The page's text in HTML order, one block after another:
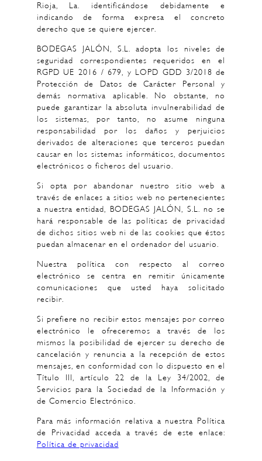
Rioja, La. identificándose debidamente e
indicando de forma expresa el concreto
derecho que se quiere ejercer.
BODEGAS JALÓN, S.L. adopta los niveles de
seguridad correspondientes requeridos en el
RGPD UE 2016 / 679, y LOPD GDD 3/2018 de
Protección de Datos de Carácter Personal y
demás normativa aplicable. No obstante, no
puede garantizar la absoluta invulnerabilidad de
los sistemas, por tanto, no asume ninguna
responsabilidad por los daños y perjuicios
derivados de alteraciones que terceros puedan
causar en los sistemas informáticos, documentos
electrónicos o ficheros del usuario.
Si opta por abandonar nuestro sitio web a
través de enlaces a sitios web no pertenecientes
a nuestra entidad, BODEGAS JALÓN, S.L. no se
hará responsable de las políticas de privacidad
de dichos sitios web ni de las cookies que éstos
puedan almacenar en el ordenador del usuario.
Nuestra política con respecto al correo
electrónico se centra en remitir únicamente
comunicaciones que usted haya solicitado
recibir.
Si prefiere no recibir estos mensajes por correo
electrónico le ofreceremos a través de los
mismos la posibilidad de ejercer su derecho de
cancelación y renuncia a la recepción de estos
mensajes, en conformidad con lo dispuesto en el
Título III, artículo 22 de la Ley 34/2002, de
Servicios para la Sociedad de la Información y
de Comercio Electrónico.
Para más información relativa a nuestra Política
de Privacidad acceda a través de este enlace:
Política de privacidad